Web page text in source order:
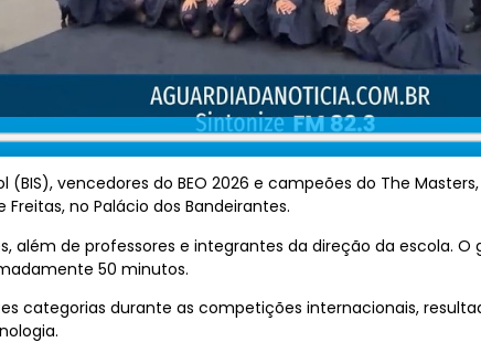
(BIS), vencedores do BEO 2026 e campeões do The
no Palácio dos Bandeirantes.
além de professores e integrantes da direção da escola.
50 minutos.
categorias durante as competições internacionais,